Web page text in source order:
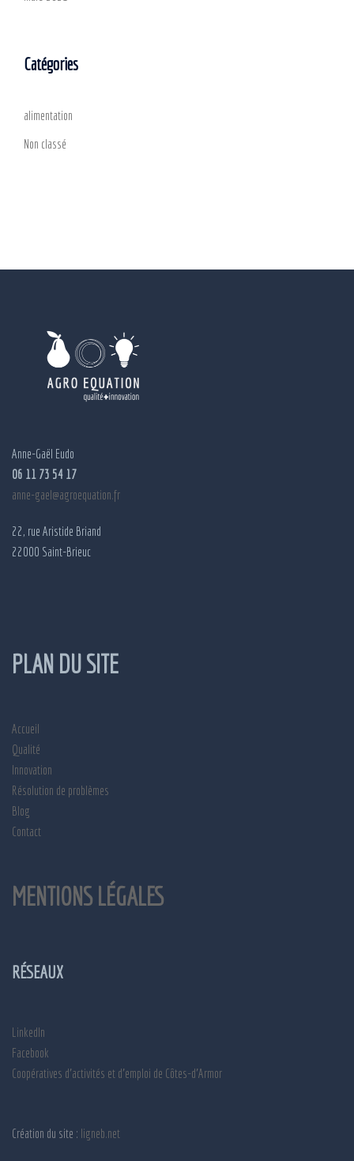
Catégories
alimentation
Non classé
Anne-Gaël Eudo
06 11 73 54 17
anne-gael@agroequation.fr
22, rue Aristide Briand
22000 Saint-Brieuc
PLAN DU SITE
Accueil
Qualité
Innovation
Résolution de problèmes
Blog
Contact
MENTIONS LÉGALES
RÉSEAUX
LinkedIn
Facebook
Coopératives d'activités et d'emploi de Côtes-d'Armor
Création du site : ligneb.net